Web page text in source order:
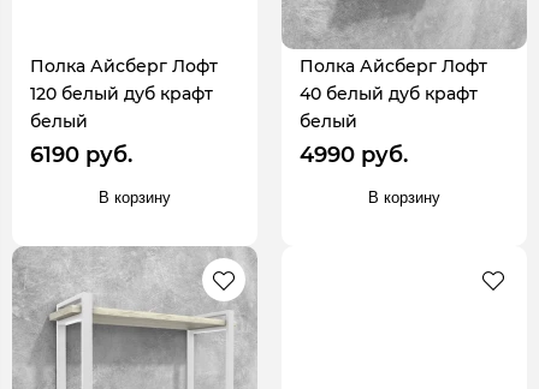
Полка Айсберг Лофт
120 белый дуб крафт
белый
6190 руб.
В корзину
Полка Айсберг Лофт
40 белый дуб крафт
белый
4990 руб.
В корзину